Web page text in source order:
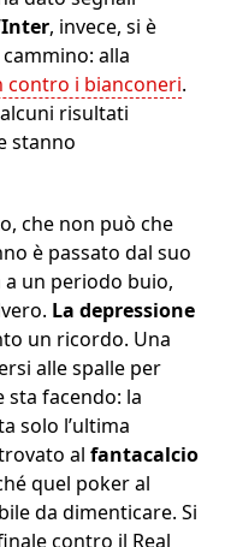
Inter, invece, si è
alla
contro i bianconeri.
risultati
stanno
che non può che
è passato dal suo
un periodo buio,
La depressione
un ricordo. Una
alle spalle per
facendo: la
solo l’ultima
al fantacalcio
quel poker al
da dimenticare. Si
contro il Real